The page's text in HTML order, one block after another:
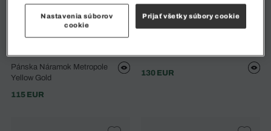
Pánska Náramok Metropole
Yellow Gold
115 EUR
130 EUR
Nastavenia súborov
cookie
Prijať všetky súbory cookie